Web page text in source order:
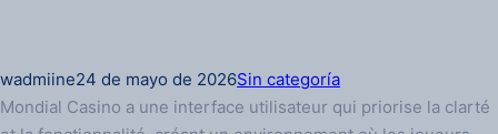
wadmiine24 de mayo de 2026Sin categoría
Mondial Casino a une interface utilisateur qui priorise la clarté